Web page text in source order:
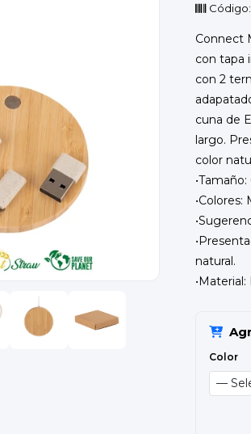
Código:
Connect
con tapa
con 2
cuna de
largo.
color
•Colores:
natural.
Color